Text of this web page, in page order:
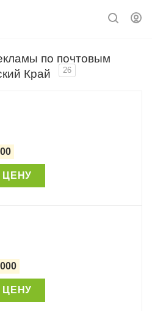
по почтовым
Край
26